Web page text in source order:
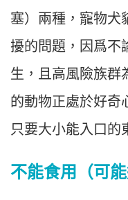
塞）兩種，寵物犬
擾的問題，因爲不
生，且高風險族群
的動物正處於好奇
只要大小能入口的
不能食用（可能